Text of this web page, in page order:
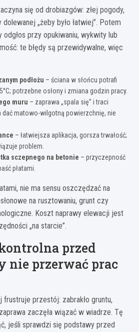
się od drobiazgów: złej pogody,
„żeby było łatwiej”. Potem
odgłos przy opukiwaniu, wykwity lub
te błędy są przewidywalne, więc
podłożu – ściana w słońcu potrafi
potrzebne osłony i zmiana godzin pracy.
muru – zaprawa „spala się” i traci
dać matowo-wilgotną powierzchnię, nie
– łatwiejsza aplikacja, gorsza trwałość;
problem.
sczepnego na betonie – przyczepność
płatami.
nie ma sensu oszczędzać na
na rusztowaniu, grunt czy
Koszt naprawy elewacji jest
„na starcie”.
przed
nie przerwać prac
przestój: zabrakło gruntu,
zaczęła wiązać w wiadrze. Tę
jeśli sprawdzi się podstawy przed